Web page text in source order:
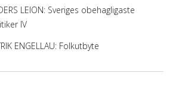
LEION: Sveriges obehagligaste
IV
ENGELLAU: Folkutbyte